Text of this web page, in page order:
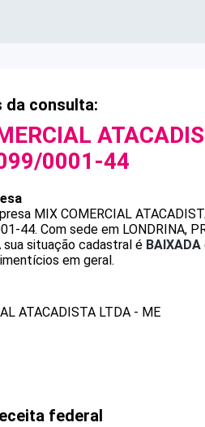
da consulta:
0001-44
MIX COMERCIAL
44. Com sede em LONDRINA,
sua situação cadastral é BAIXADA
em geral.
ATACADISTA LTDA - ME
federal